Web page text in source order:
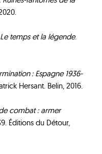
temps et la légende.
: Espagne 1936-
Hersant. Belin, 2016.
combat : armer
Éditions du Détour,